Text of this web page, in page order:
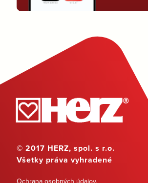
© 2017 HERZ, spol. s r.o.
Všetky práva vyhradené
Ochrana osobných údajov,